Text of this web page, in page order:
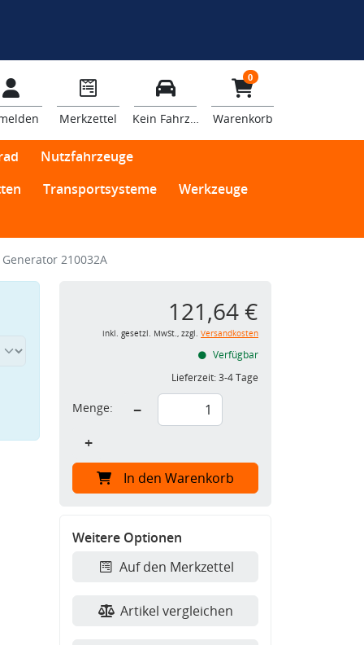
Merkzettel Kein Fahrzeug
0
Warenkorb
Nutzfahrzeuge
Transportsysteme
Werkzeuge
Generator 210032A
121,64 €
inkl. gesetzl. MwSt., zzgl. Versandkosten
Verfügbar
Lieferzeit:3-4 Tage
Menge:
−
+
In den Warenkorb
Weitere Optionen
Auf den Merkzettel
Artikel vergleichen